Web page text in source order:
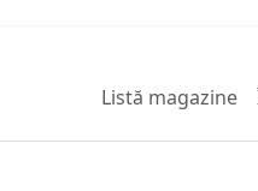
Listă magazine